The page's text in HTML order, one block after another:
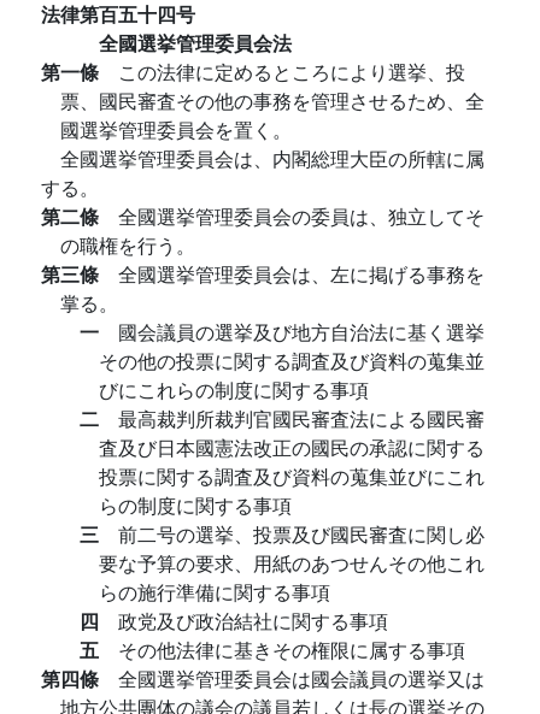
法律第百五十四号
全國選挙管理委員会法
第一條 この法律に定めるところにより選挙、投
票、國民審査その他の事務を管理させるため、全
國選挙管理委員会を置く。
全國選挙管理委員会は、内閣総理大臣の所轄に属
する。
第二條 全國選挙管理委員会の委員は、独立してそ
の職権を行う。
第三條 全國選挙管理委員会は、左に掲げる事務を
掌る。
一 國会議員の選挙及び地方自治法に基く選挙
その他の投票に関する調査及び資料の蒐集並
びにこれらの制度に関する事項
二 最高裁判所裁判官國民審査法による國民審
査及び日本國憲法改正の國民の承認に関する
投票に関する調査及び資料の蒐集並びにこれ
らの制度に関する事項
三 前二号の選挙、投票及び國民審査に関し必
要な予算の要求、用紙のあつせんその他これ
らの施行準備に関する事項
四 政党及び政治結社に関する事項
五 その他法律に基きその権限に属する事項
第四條 全國選挙管理委員会は國会議員の選挙又は
地方公共團体の議会の議員若しくは長の選挙その